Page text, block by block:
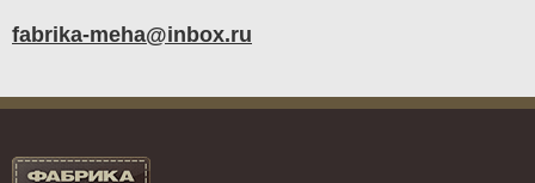
fabrika-meha@inbox.ru